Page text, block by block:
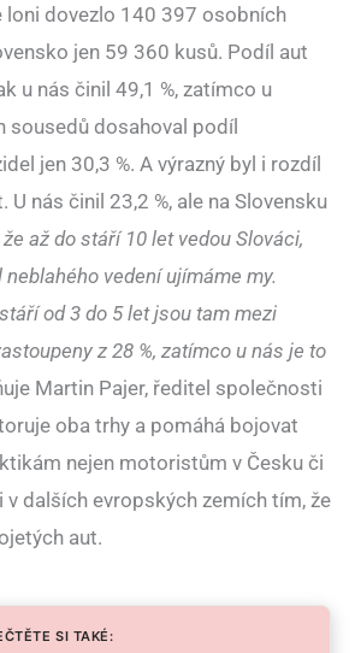
loni dovezlo 140 397 osobních
jen 59 360 kusů. Podíl aut
u nás činil 49,1 %, zatímco u
sousedů dosahoval podíl
jen 30,3 %. A výrazný byl i rozdíl
nás činil 23,2 %, ale na Slovensku
že až do stáří 10 let vedou Slováci,
vedení ujímáme my.
od 3 do 5 let jsou tam mezi
z 28 %, zatímco u nás je to
Martin Pajer, ředitel společnosti
oba trhy a pomáhá bojovat
nejen motoristům v Česku či
v dalších evropských zemích tím, že
aut.
SI TAKÉ: